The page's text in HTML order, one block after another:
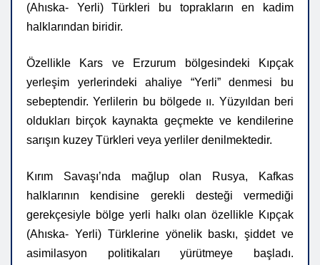
(Ahıska- Yerli) Türkleri bu toprakların en kadim
halklarından biridir.
Özellikle Kars ve Erzurum bölgesindeki Kıpçak
yerleşim yerlerindeki ahaliye “Yerli” denmesi bu
sebeptendir. Yerlilerin bu bölgede ıı. Yüzyıldan beri
oldukları birçok kaynakta geçmekte ve kendilerine
sarışın kuzey Türkleri veya yerliler denilmektedir.
Kırım Savaşı’nda mağlup olan Rusya, Kafkas
halklarının kendisine gerekli desteği vermediği
gerekçesiyle bölge yerli halkı olan özellikle Kıpçak
(Ahıska- Yerli) Türklerine yönelik baskı, şiddet ve
asimilasyon politikaları yürütmeye başladı.